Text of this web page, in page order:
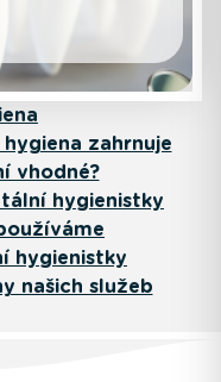
zahrnuje
vhodné?
hygienistky
hygienistky
našich služeb